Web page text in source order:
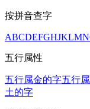
按拼音查字
ABCDEFGHJKLMN
五行属性
五行属金的字五行
土的字